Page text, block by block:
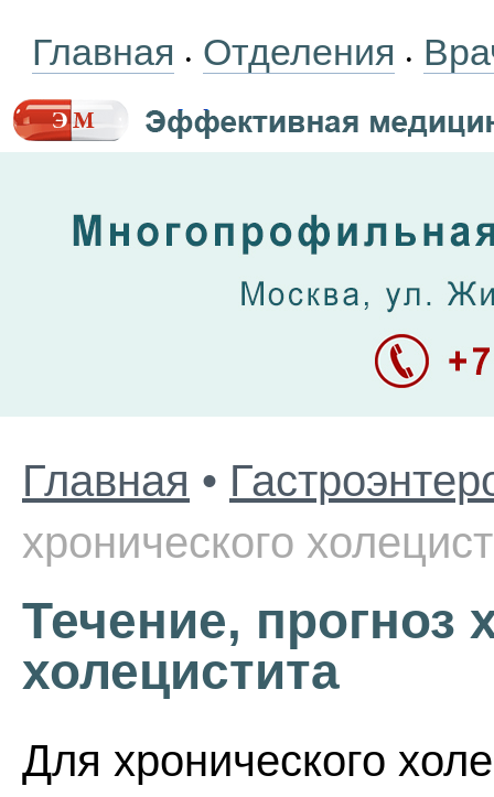
Главная • Отделения •
Главная •
хронического
Течение, прогноз
холецистита
Для хронического